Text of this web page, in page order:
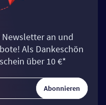
an und
Als Dankeschön
über 10 €*
Abonnieren